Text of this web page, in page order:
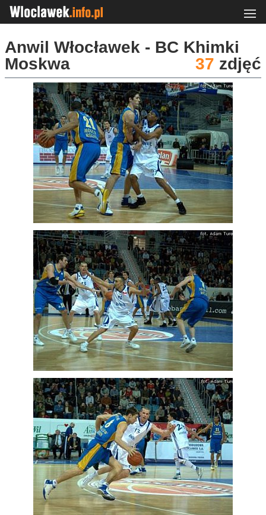
Anwil Włocławek - BC Khimki
Moskwa
37 zdjęć